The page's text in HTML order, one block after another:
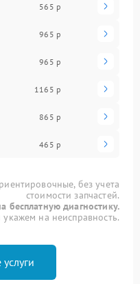
565 р
965 р
965 р
1165 р
865 р
465 р
без учета
стоимости запчастей.
бесплатную диагностику.
на неисправность.